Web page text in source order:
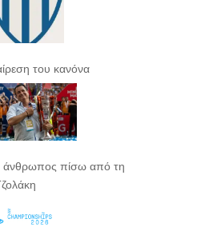
του κανόνα
άνθρωπος πίσω από τη